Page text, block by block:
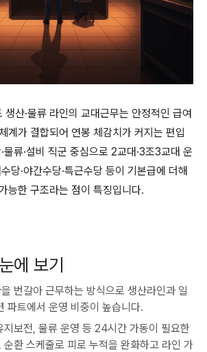
생산·물류 라인의 교대근무는 안정적인 급여
계가 결합되어 연봉 체감치가 커지는 편입
물류·설비 직군 중심으로 2교대·3조3교대 운
당·야간수당·특근수당 등이 기본급에 더해
능한 구조라는 점이 특징입니다.
에 보기
번갈아 근무하는 방식으로 생산라인과 일
파트에서 운영 비중이 높습니다.
보전, 물류 운영 등 24시간 가동이 필요한
순환 스케줄로 피로 누적을 완화하고 라인 가